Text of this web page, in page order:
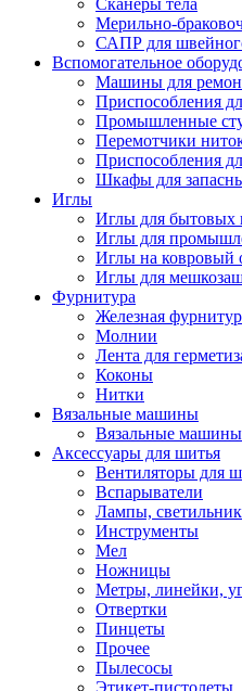
Сканеры тела
Мерильно-
САПР для
Вспомогательное
Машины для
Приспособления
Промышленные
Перемотчики
Приспособления
Шкафы для
Иглы
Иглы для
Иглы для
Иглы на ковровый
Иглы для
Фурнитура
Железная
Молнии
Лента для
Коконы
Нитки
Вязальные машины
Вязальные
Аксессуары для шитья
Вентиляторы для
Вспарыватели
Лампы,
Инструменты
Мел
Ножницы
Метры, линейки,
Отвертки
Пинцеты
Прочее
Пылесосы
Этикет-пистолеты